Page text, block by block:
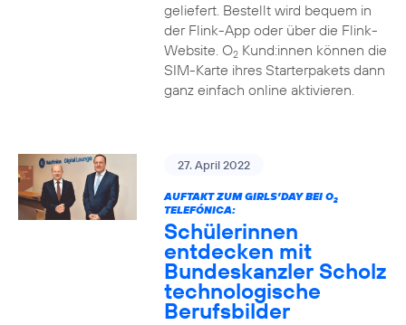
geliefert. Bestellt wird bequem in
der Flink-App oder über die Flink-
Website. O2Kund:innen können die
SIM-Karte ihres Starterpakets dann
ganz einfach online aktivieren.
27. April 2022
AUFTAKT ZUM GIRLS’DAY BEI O2
TELEFÓNICA:
Schülerinnen
entdecken mit
Bundeskanzler Scholz
technologische
Berufsbilder